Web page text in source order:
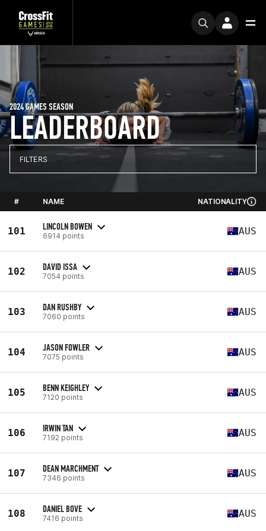
LEADERBOARD
2024 GAMES SEASON
FILTERS
# NAME NATIONALITY
101 LINCOLN BOWEN
6914 points AUS
102 DAVID ISSA
7054 points AUS
103 DAN RUSHBY
7060 points AUS
104 JASON FOWLER
7075 points AUS
105 BENN KEIGHLEY
7120 points AUS
106 IRWIN TAN
7192 points AUS
107 DEAN MARCHMENT
7346 points AUS
108 DANIEL BOVE
7416 points AUS